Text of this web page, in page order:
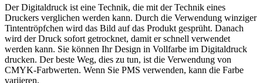
Der Digitaldruck ist eine Technik, die mit der Technik eines
Druckers verglichen werden kann. Durch die Verwendung winziger
Tintentröpfchen wird das Bild auf das Produkt gesprüht. Danach
wird der Druck sofort getrocknet, damit er schnell verwendet
werden kann. Sie können Ihr Design in Vollfarbe im Digitaldruck
drucken. Der beste Weg, dies zu tun, ist die Verwendung von
CMYK-Farbwerten. Wenn Sie PMS verwenden, kann die Farbe
variieren.